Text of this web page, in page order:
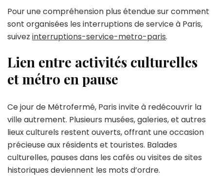
Pour une compréhension plus étendue sur comment
sont organisées les interruptions de service à Paris,
suivez interruptions-service-metro-paris.
Lien entre activités culturelles
et métro en pause
Ce jour de Métrofermé, Paris invite à redécouvrir la
ville autrement. Plusieurs musées, galeries, et autres
lieux culturels restent ouverts, offrant une occasion
précieuse aux résidents et touristes. Balades
culturelles, pauses dans les cafés ou visites de sites
historiques deviennent les mots d’ordre.